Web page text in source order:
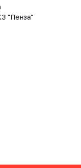
"Пенза"